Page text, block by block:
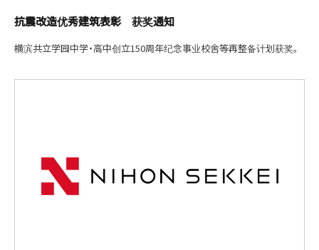
抗震改造优秀建筑表彰 获奖通知
横滨共立学园中学・高中创立150周年纪念事业校舍等再整备计划获奖。